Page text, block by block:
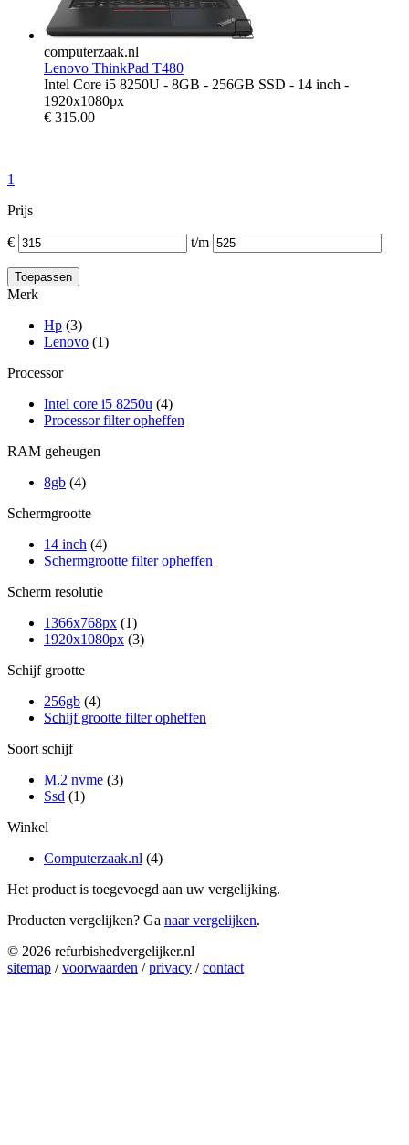
computerzaak.nl
Lenovo ThinkPad T480
Intel Core i5 8250U - 8GB - 256GB SSD - 14 inch -
1920x1080px
€ 315.00
1
Prijs
€ t/m
Merk
Hp (3)
Lenovo (1)
Processor
Intel core i5 8250u (4)
Processor filter opheffen
RAM geheugen
8gb (4)
Schermgrootte
14 inch (4)
Schermgrootte filter opheffen
Scherm resolutie
1366x768px (1)
1920x1080px (3)
Schijf grootte
256gb (4)
Schijf grootte filter opheffen
Soort schijf
M.2 nvme (3)
Ssd (1)
Winkel
Computerzaak.nl (4)
Het product is toegevoegd aan uw vergelijking.
Producten vergelijken? Ga naar vergelijken.
© 2026 refurbishedvergelijker.nl
sitemap /voorwaarden /privacy /contact